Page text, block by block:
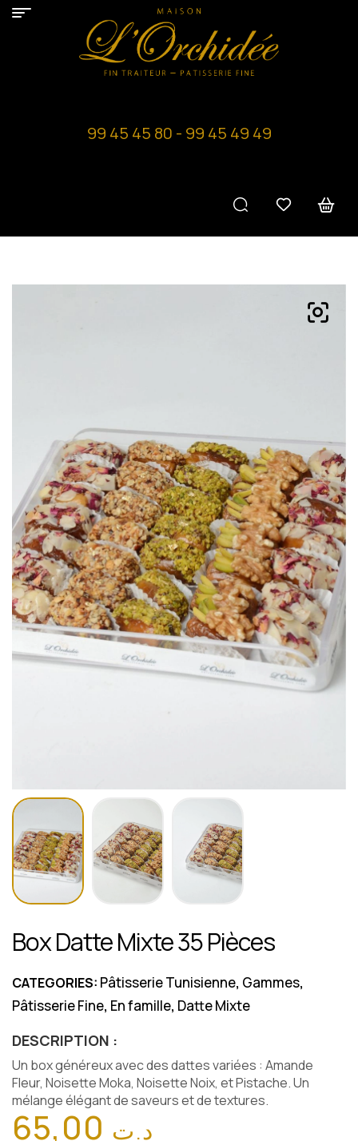
99 45 45 80 - 99 45 49 49
Box Datte Mixte 35 Pièces
CATEGORIES: Pâtisserie Tunisienne, Gammes,
Pâtisserie Fine, En famille, Datte Mixte
DESCRIPTION :
Un box généreux avec des dattes variées : Amande
Fleur, Noisette Moka, Noisette Noix, et Pistache. Un
mélange élégant de saveurs et de textures.
د.ت